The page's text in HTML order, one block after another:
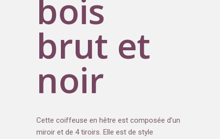
bois
brut et
noir
Cette coiffeuse en hêtre est composée d’un
miroir et de 4 tiroirs. Elle est de style